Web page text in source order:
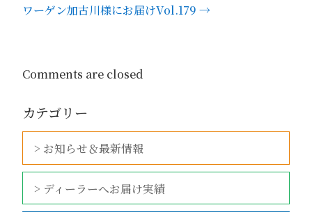
ワーゲン加古川様にお届けVol.179 →
Comments are closed
カテゴリー
> お知らせ＆最新情報
> ディーラーへお届け実績